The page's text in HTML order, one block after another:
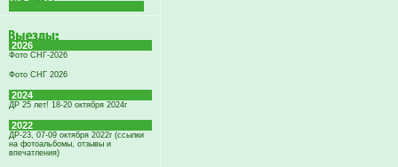
2026
Фото СНГ-2026
Фото СНГ 2026
2024
ДР 25 лет! 18-20 октября 2024г
2022
ДР-23, 07-09 октября 2022г (ссылки
на фотоальбомы, отзывы и
впечатления)